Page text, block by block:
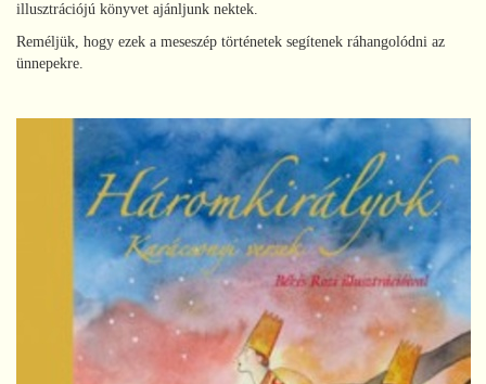
illusztrációjú könyvet ajánljunk nektek.
Reméljük, hogy ezek a meseszép történetek segítenek ráhangolódni az
ünnepekre.